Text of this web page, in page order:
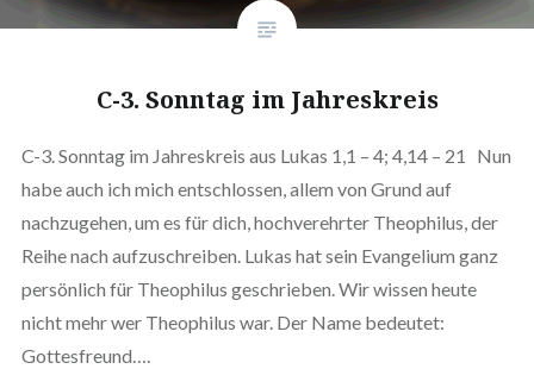
C-3. Sonntag im Jahreskreis
C-3. Sonntag im Jahreskreis aus Lukas 1,1 – 4; 4,14 – 21 Nun
habe auch ich mich entschlossen, allem von Grund auf
nachzugehen, um es für dich, hochverehrter Theophilus, der
Reihe nach aufzuschreiben. Lukas hat sein Evangelium ganz
persönlich für Theophilus geschrieben. Wir wissen heute
nicht mehr wer Theophilus war. Der Name bedeutet:
Gottesfreund….